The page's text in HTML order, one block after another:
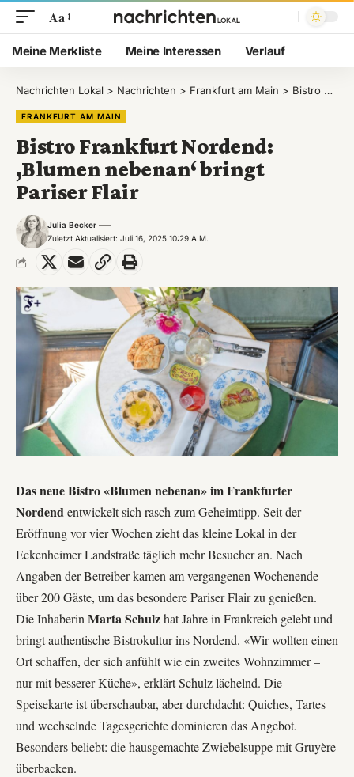
Aa
Meine Merkliste Meine Interessen Verlauf
Nachrichten Lokal > Nachrichten > Frankfurt am Main > Bistro Frankfurt Nordend: ‚Blumen nebenan‘ bringt Pariser Flair
FRANKFURT AM MAIN
Bistro Frankfurt Nordend:
‚Blumen nebenan‘ bringt
Pariser Flair
Zuletzt Aktualisiert: Juli 16, 2025 10:29 A.m.
Julia Becker
Das neue Bistro «Blumen nebenan» im Frankfurter
Nordendentwickelt sich rasch zum Geheimtipp. Seit der
Eröffnung vor vier Wochen zieht das kleine Lokal in der
Eckenheimer Landstraße täglich mehr Besucher an. Nach
Angaben der Betreiber kamen am vergangenen Wochenende
über 200 Gäste, um das besonderePariser Flairzu genießen.
Die Inhaberin Marta Schulzhat Jahre in Frankreich gelebt und
bringt authentische Bistrokultur ins Nordend. «Wir wollten einen
Ort schaffen, der sich anfühlt wie ein zweites Wohnzimmer –
nur mit besserer Küche», erklärt Schulz lächelnd. Die
Speisekarte ist überschaubar, aber durchdacht: Quiches, Tartes
und wechselnde Tagesgerichte dominieren das Angebot.
Besonders beliebt: diehausgemachte Zwiebelsuppemit Gruyère
überbacken.